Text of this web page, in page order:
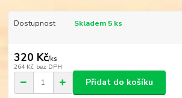
Dostupnost Skladem 5 ks
320 Kč/ks
264 Kč bez DPH
Přidat do košíku